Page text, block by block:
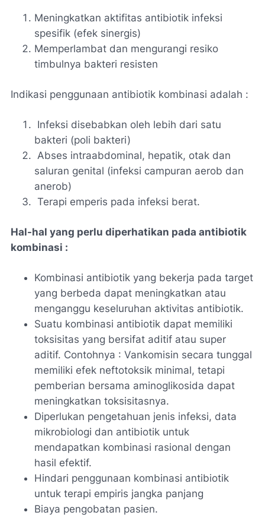
Meningkatkan aktifitas antibiotik infeksi
spesifik (efek sinergis)
Memperlambat dan mengurangi resiko
timbulnya bakteri resisten
Indikasi penggunaan antibiotik kombinasi adalah :
Infeksi disebabkan oleh lebih dari satu
bakteri (poli bakteri)
Abses intraabdominal, hepatik, otak dan
saluran genital (infeksi campuran aerob dan
anerob)
Terapi emperis pada infeksi berat.
Hal-hal yang perlu diperhatikan pada antibiotik
kombinasi :
Kombinasi antibiotik yang bekerja pada target
yang berbeda dapat meningkatkan atau
menganggu keseluruhan aktivitas antibiotik.
Suatu kombinasi antibiotik dapat memiliki
toksisitas yang bersifat aditif atau super
aditif. Contohnya : Vankomisin secara tunggal
memiliki efek neftotoksik minimal, tetapi
pemberian bersama aminoglikosida dapat
meningkatkan toksisitasnya.
Diperlukan pengetahuan jenis infeksi, data
mikrobiologi dan antibiotik untuk
mendapatkan kombinasi rasional dengan
hasil efektif.
Hindari penggunaan kombinasi antibiotik
untuk terapi empiris jangka panjang
Biaya pengobatan pasien.